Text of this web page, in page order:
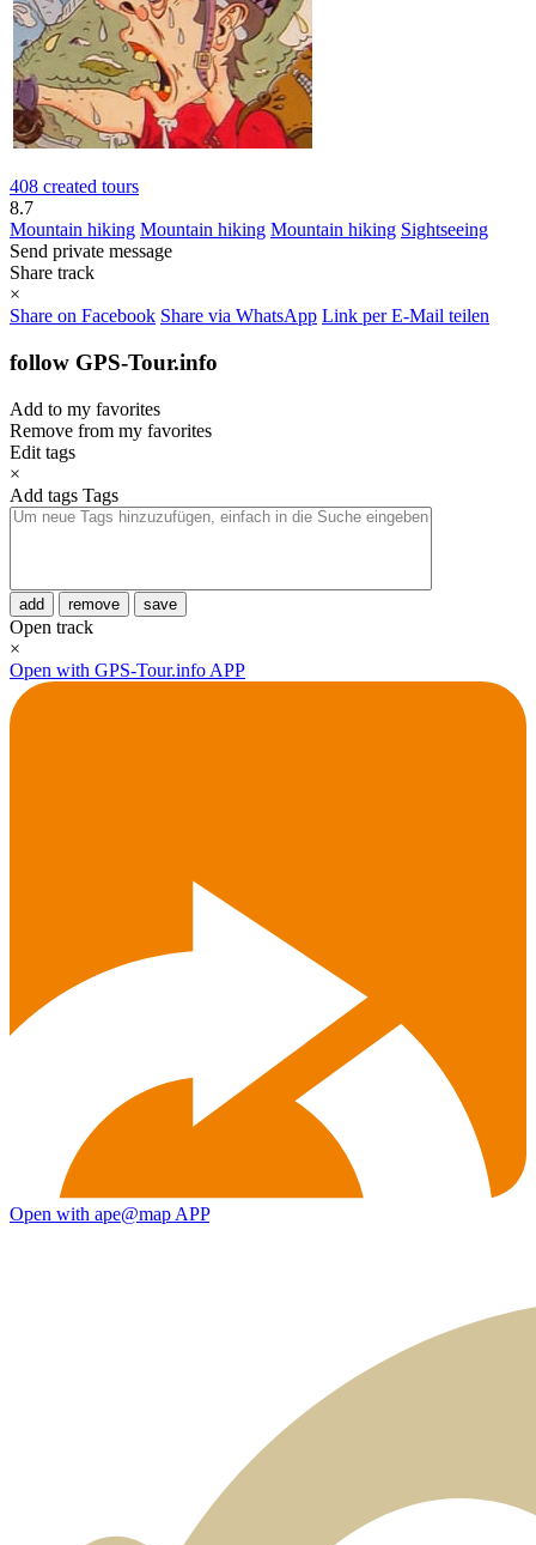
408 created tours
8.7
Mountain hiking Mountain hiking Mountain hiking Sightseeing
Send private message
Share track
×
Share on Facebook Share via WhatsApp Link per E-Mail teilen
follow GPS-Tour.info
Add to my favorites
Remove from my favorites
Edit tags
×
Add tags Tags
add remove save
Open track
×
Open with GPS-Tour.info APP
Open with ape@map APP